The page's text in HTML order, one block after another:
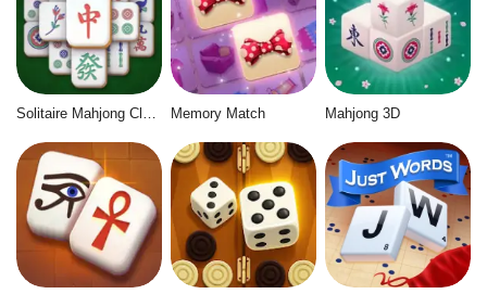
Memory Match Mahjong 3D